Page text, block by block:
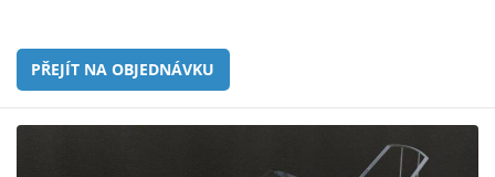
PŘEJÍT NA OBJEDNÁVKU